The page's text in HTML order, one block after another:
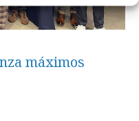
máximos